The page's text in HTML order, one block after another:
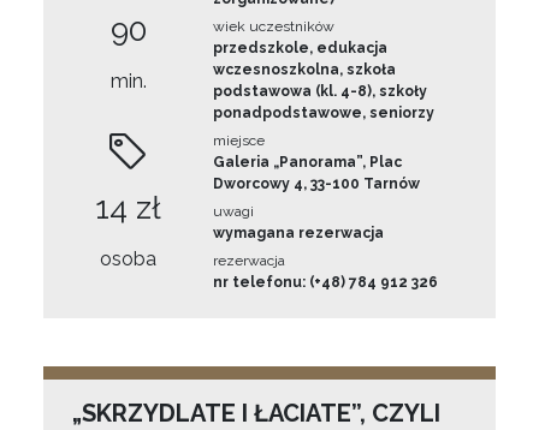
90
min.
14 zł
osoba
wiek uczestników
przedszkole, edukacja
wczesnoszkolna, szkoła
podstawowa (kl. 4-8), szkoły
ponadpodstawowe, seniorzy
miejsce
Galeria „Panorama”, Plac
Dworcowy 4, 33-100 Tarnów
uwagi
wymagana rezerwacja
rezerwacja
nr telefonu: (+48) 784 912 326
„SKRZYDLATE I ŁACIATE”, CZYLI